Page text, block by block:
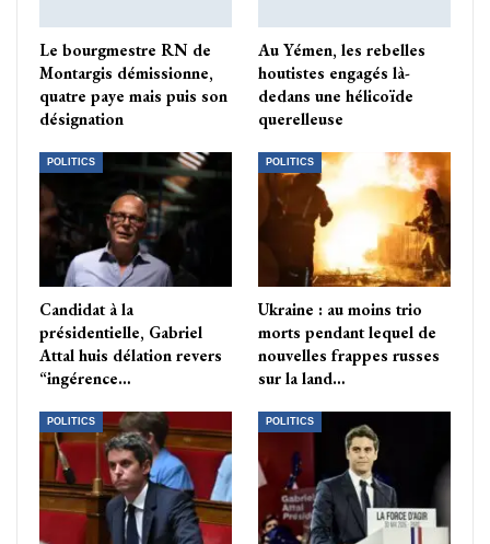
Le bourgmestre RN de
Montargis démissionne,
quatre paye mais puis son
désignation
Au Yémen, les rebelles
houtistes engagés là-
dedans une hélicoïde
querelleuse
POLITICS
Candidat à la
présidentielle, Gabriel
Attal huis délation revers
“ingérence…
POLITICS
Ukraine : au moins trio
morts pendant lequel de
nouvelles frappes russes
sur la land…
POLITICS POLITICS